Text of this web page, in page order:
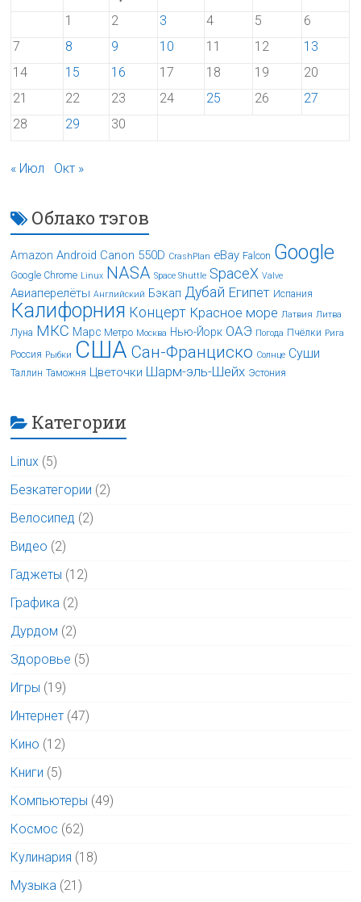
1
2 3 4 5
6
7
8 9 10 11 12
13
14
15 16 17 18 19
20
21
22 23 24 25 26
27
28
29 30
« Июл Окт »
Облако тэгов
Amazon Android Canon 550D CrashPlan eBay Falcon Google
Google Chrome Linux NASA Space Shuttle SpaceX Valve
Авиаперелёты Английский Бэкап Дубай Египет Испания
Калифорния Концерт Красное море Латвия Литва
Луна МКС Марс Метро Москва Нью-Йорк ОАЭ Погода Пчёлки Рига
Россия Рыбки США Сан-Франциско Солнце Суши
Таллин Таможня Цветочки Шарм-эль-Шейх Эстония
Категории
Linux (5)
Безкатегории (2)
Велосипед (2)
Видео (2)
Гаджеты (12)
Графика (2)
Дурдом (2)
Здоровье (5)
Игры (19)
Интернет (47)
Кино (12)
Книги (5)
Компьютеры (49)
Космос (62)
Кулинария (18)
Музыка (21)